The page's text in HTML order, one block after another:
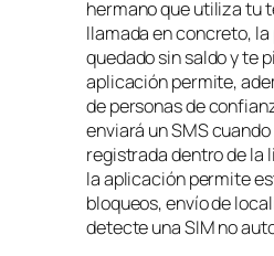
hermano que utiliza tu
llamada en concreto,
quedado sin saldo y te
aplicación permite,
de personas de
enviará un SMS
registrada dentro de la
la aplicación permite
bloqueos, envío de
detecte una SIM no